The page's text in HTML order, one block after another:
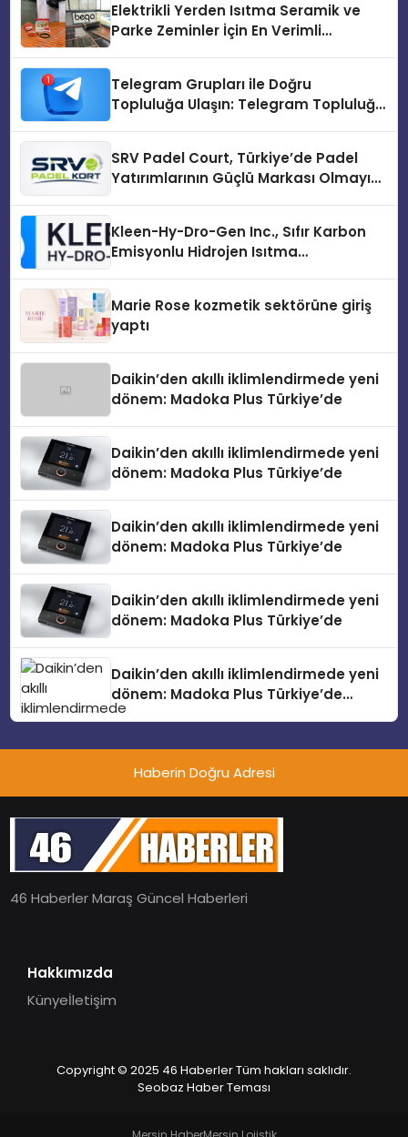
Elektrikli Yerden Isıtma Seramik ve
Parke Zeminler İçin En Verimli
Telegram Grupları ile Doğru
Topluluğa Ulaşın: Telegram Topluluğu
SRV Padel Court, Türkiye’de Padel
Yatırımlarının Güçlü Markası Olmayı
Kleen-Hy-Dro-Gen Inc., Sıfır Karbon
Emisyonlu Hidrojen Isıtma
Marie Rose kozmetik sektörüne giriş
yaptı
Daikin’den akıllı iklimlendirmede yeni
dönem: Madoka Plus Türkiye’de
Daikin’den akıllı iklimlendirmede yeni
dönem: Madoka Plus Türkiye’de
Daikin’den akıllı iklimlendirmede yeni
dönem: Madoka Plus Türkiye’de
Daikin’den akıllı iklimlendirmede yeni
dönem: Madoka Plus Türkiye’de
Daikin’den akıllı iklimlendirmede yeni
dönem: Madoka Plus Türkiye’de
Daikin’in kullanıcı dostu tasarımıyla
teknolojilerle donatılmış son modeli
VRV kontrol ünitesi Madoka Plus
Türkiye’de satışa sunuldu. Tam
dokunmatik ekranı, mobil uygulama
desteği ve akıllı sensör entegrasyonu
sayesinde iklimlendirme sistemlerinin
yönetimini daha kolay, konforlu ve
verimli hale getiriyor. Enerji
Haberin Doğru Adresi
46 Haberler Maraş Güncel Haberleri
Hakkımızda
Künyeİletişim
Copyright © 2025 46 Haberler Tüm hakları saklıdır.
Seobaz Haber Teması